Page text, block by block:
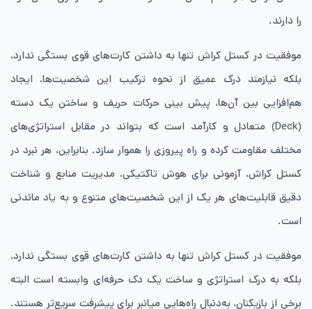
را دارند.
موفقیت در کستل کراش تنها به داشتن کارت‌های قوی بستگی ندارد،
بلکه نیازمند درک عمیق از نحوه ترکیب این شخصیت‌ها، ایجاد
هم‌افزایی بین آن‌ها، پیش ‌بینی حرکات حریف و ساختن یک دسته
(Deck) متعادل و کارآمد است که بتواند در مقابل استراتژی‌های
مختلف مقاومت کرده و راه پیروزی را هموار سازد. بنابراین، هر نبرد در
کستل کراش، آزمونی برای هوش تاکتیکی، مدیریت منابع و شناخت
دقیق قابلیت‌های هر یک از این شخصیت‌های متنوع و به ‌یاد ماندنی
است.
موفقیت در کستل کراش تنها به داشتن کارت‌های قوی بستگی ندارد،
بلکه به درک استراتژی و ساخت یک دک حرفه‌ای وابسته است البته
برخی از بازیکنان، به‌دنبال راه‌هایی میانبر برای پیشرفت سریع‌تر هستند.